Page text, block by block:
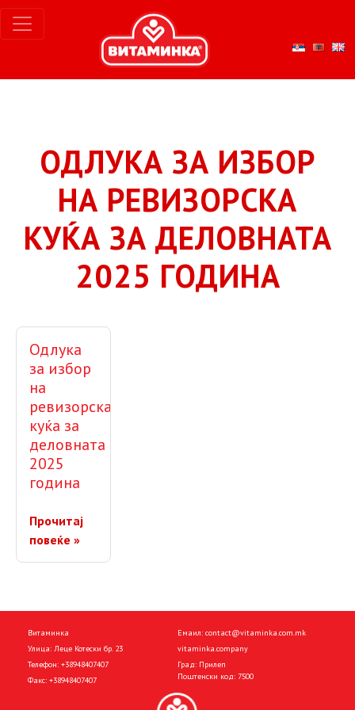
ОДЛУКА ЗА ИЗБОР
НА РЕВИЗОРСКА
КУЌА ЗА ДЕЛОВНАТА
2025 ГОДИНА
Одлука
за избор
на
ревизорска
куќа за
деловната
2025
година
Прочитај
повеќе »
Витаминка
Улица: Леце Котески бр. 23
Телефон: +38948407407
Факс: +38948407407
Емаил: contact@vitaminka.com.mk
vitaminka.company
Град: Прилеп
Поштенски код: 7500